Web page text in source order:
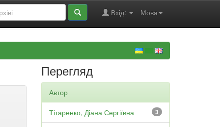
Мова
Вхід:
Перегляд
Автор
3
Тітаренко, Діана Сергіївна